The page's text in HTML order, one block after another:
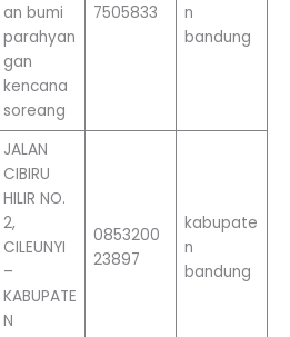
an bumi
parahyan
gan
kencana
soreang
7505833
n
bandung
JALAN
CIBIRU
HILIR NO.
2,
CILEUNYI
–
KABUPATE
N
0853200
23897
kabupate
n
bandung